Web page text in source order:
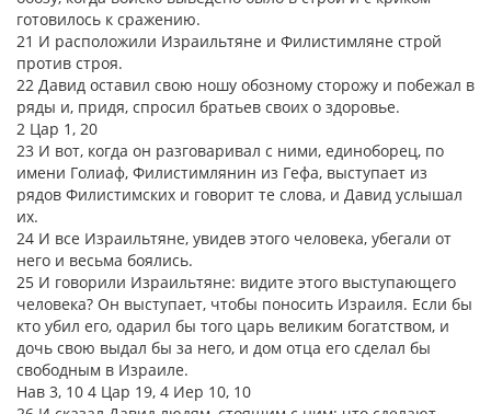
готовилось к сражению.
21 И расположили Израильтяне и Филистимляне строй
против строя.
22 Давид оставил свою ношу обозному сторожу и побежал в
ряды и, придя, спросил братьев своих о здоровье.
2 Цар 1, 20
23 И вот, когда он разговаривал с ними, единоборец, по
имени Голиаф, Филистимлянин из Гефа, выступает из
рядов Филистимских и говорит те слова, и Давид услышал
их.
24 И все Израильтяне, увидев этого человека, убегали от
него и весьма боялись.
25 И говорили Израильтяне: видите этого выступающего
человека? Он выступает, чтобы поносить Израиля. Если бы
кто убил его, одарил бы того царь великим богатством, и
дочь свою выдал бы за него, и дом отца его сделал бы
свободным в Израиле.
Нав 3, 10 4 Цар 19, 4 Иер 10, 10